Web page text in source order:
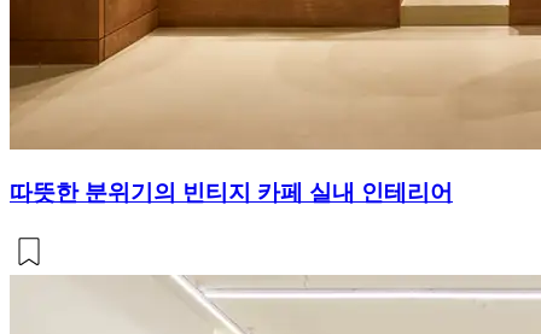
따뜻한 분위기의 빈티지 카페 실내 인테리어